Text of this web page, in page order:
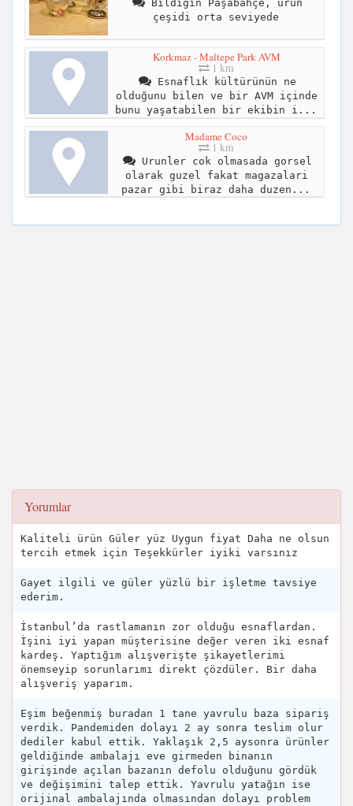
Bildiğin Paşabahçe, ürün
çeşidi orta seviyede
Korkmaz - Maltepe Park AVM
1 km
Esnaflık kültürünün ne
olduğunu bilen ve bir AVM içinde
bunu yaşatabilen bir ekibin i...
Madame Coco
1 km
Urunler cok olmasada gorsel
olarak guzel fakat magazalari
pazar gibi biraz daha duzen...
Yorumlar
Kaliteli ürün Güler yüz Uygun fiyat Daha ne olsun
tercih etmek için Teşekkürler iyiki varsınız
Gayet ilgili ve güler yüzlü bir işletme tavsiye
ederim.
İstanbul’da rastlamanın zor olduğu esnaflardan.
İşini iyi yapan müşterisine değer veren iki esnaf
kardeş. Yaptığım alışverişte şikayetlerimi
önemseyip sorunlarımı direkt çözdüler. Bir daha
alışveriş yaparım.
Eşim beğenmiş buradan 1 tane yavrulu baza sipariş
verdik. Pandemiden dolayı 2 ay sonra teslim olur
dediler kabul ettik. Yaklaşık 2,5 aysonra ürünler
geldiğinde ambalajı eve girmeden binanın
girişinde açılan bazanın defolu olduğunu gördük
ve değişimini talep ettik. Yavrulu yatağın ise
orijinal ambalajında olmasından dolayı problem